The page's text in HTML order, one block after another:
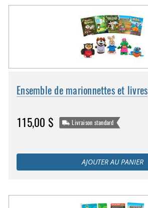
Ensemble de marionnettes et livres
115,00 $ Livraison standard
AJOUTER AU PANIER